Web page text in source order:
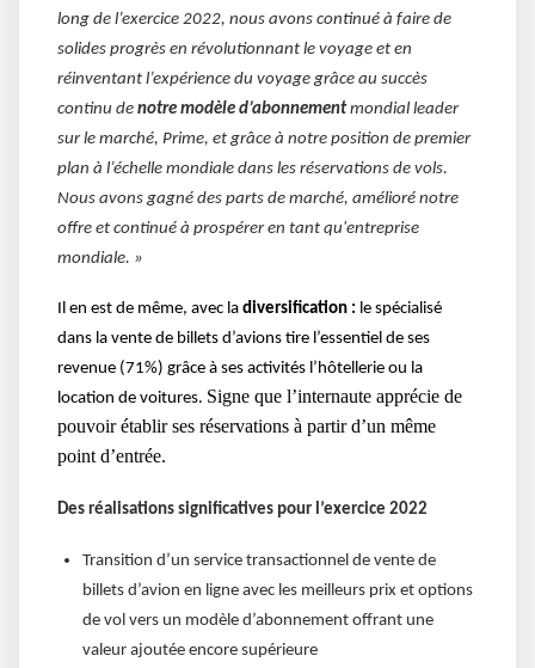
long de l’exercice 2022, nous avons continué à faire de
solides progrès en révolutionnant le voyage et en
réinventant l’expérience du voyage grâce au succès
continu de notre modèle d’abonnementmondial leader
sur le marché, Prime, et grâce à notre position de premier
plan à l’échelle mondiale dans les réservations de vols.
Nous avons gagné des parts de marché, amélioré notre
offre et continué à prospérer en tant qu'entreprise
mondiale. »
Il en est de même, avec la diversification : le spécialisé
dans la vente de billets d’avions tire l’essentiel de ses
revenue (71%) grâce à ses activités l’hôtellerie ou la
location de voitures. Signe que l’internaute apprécie de
pouvoir établir ses réservations à partir d’un même
point d’entrée.
Des réalisations significatives pour l’exercice 2022
Transition d’un service transactionnel de vente de
billets d’avion en ligne avec les meilleurs prix et options
de vol vers un modèle d’abonnement offrant une
valeur ajoutée encore supérieure